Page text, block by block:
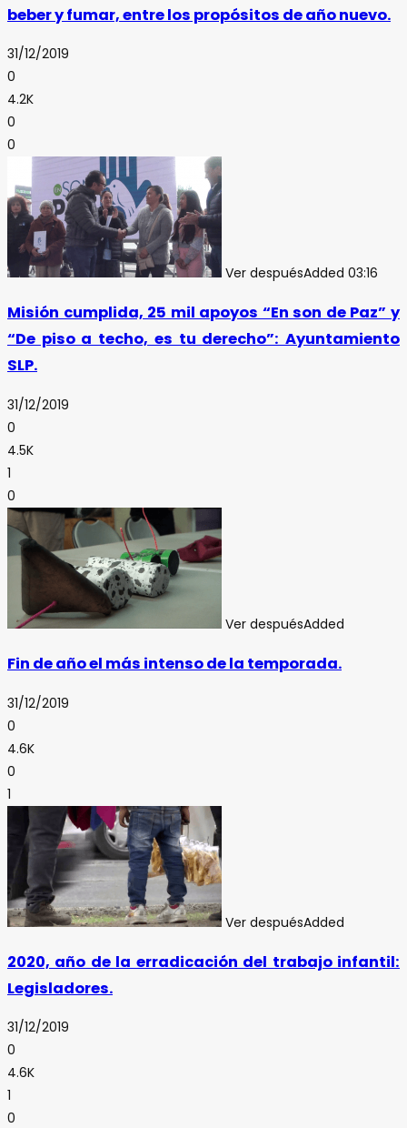
beber y fumar, entre los propósitos de año nuevo.
31/12/2019
0
4.2K
0
0
Ver despuésAdded 03:16
Misión cumplida, 25 mil apoyos “En son de Paz” y
“De piso a techo, es tu derecho”: Ayuntamiento
SLP.
31/12/2019
0
4.5K
1
0
Ver despuésAdded
Fin de año el más intenso de la temporada.
31/12/2019
0
4.6K
0
1
Ver despuésAdded
2020, año de la erradicación del trabajo infantil:
Legisladores.
31/12/2019
0
4.6K
1
0